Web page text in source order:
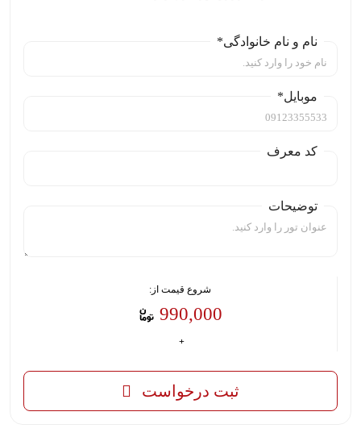
نام و نام خانوادگی*
موبایل*
کد معرف
توضیحات
شروع قیمت از:
990,000
ثبت درخواست